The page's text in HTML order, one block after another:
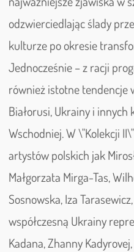
odzwierciedlając ślady
kulturze po okresie
Jednocześnie – z racji
również istotne tendencje
Białorusi, Ukrainy i
Wschodniej. W \"Kolekcji
artystów polskich jak
Małgorzata Mirga-Tas,
Sosnowska, Iza
współczesną Ukrainy
Kadana, Zhanny